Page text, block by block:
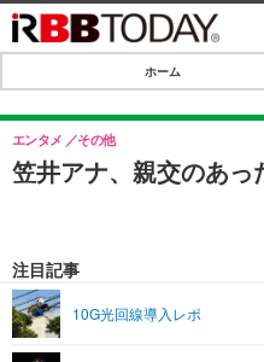
IT・デジタル
SPEED TEST
ライフ
リリース一覧
ホーム
笠井アナ、親交のあっ
エンタメ その他
注目記事
10G光回線導入レポ